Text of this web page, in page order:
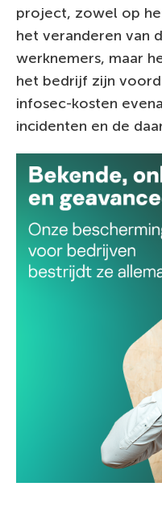
project, zowel op
het veranderen van
werknemers, maar
het bedrijf zijn
infosec-kosten
incidenten en de